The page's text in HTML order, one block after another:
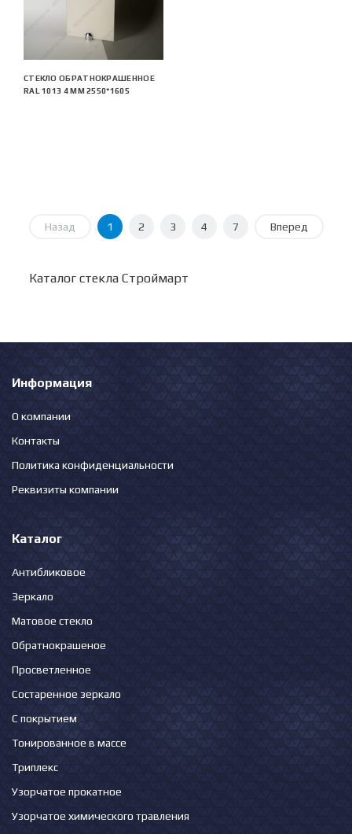
СТЕКЛО ОБРАТНОКРАШЕННОЕ
RAL 1013 4 ММ 2550*1605
Назад 1 2 3 4 7 Вперед
Каталог стекла Строймарт
Информация
О компании
Контакты
Политика конфиденциальности
Реквизиты компании
Каталог
Антибликовое
Зеркало
Матовое стекло
Обратнокрашеное
Просветленное
Состаренное зеркало
С покрытием
Тонированное в массе
Триплекс
Узорчатое прокатное
Узорчатое химического травления